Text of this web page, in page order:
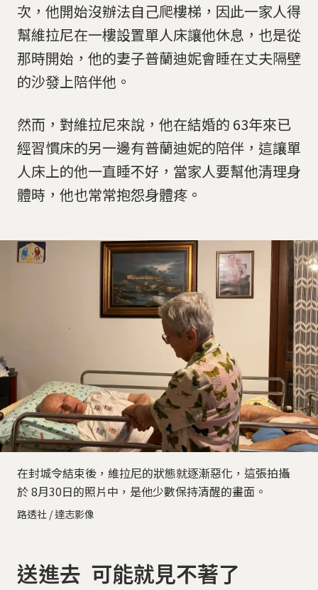
次，他開始沒辦法自己爬樓梯，因此一家人得
幫維拉尼在一樓設置單人床讓他休息，也是從
那時開始，他的妻子普蘭迪妮會睡在丈夫隔壁
的沙發上陪伴他。
然而，對維拉尼來說，他在結婚的 63年來已
經習慣床的另一邊有普蘭迪妮的陪伴，這讓單
人床上的他一直睡不好，當家人要幫他清理身
體時，他也常常抱怨身體疼。
在封城令結束後，維拉尼的狀態就逐漸惡化，這張拍攝
於 8月30日的照片中，是他少數保持清醒的畫面。
路透社 / 達志影像
送進去 可能就見不著了